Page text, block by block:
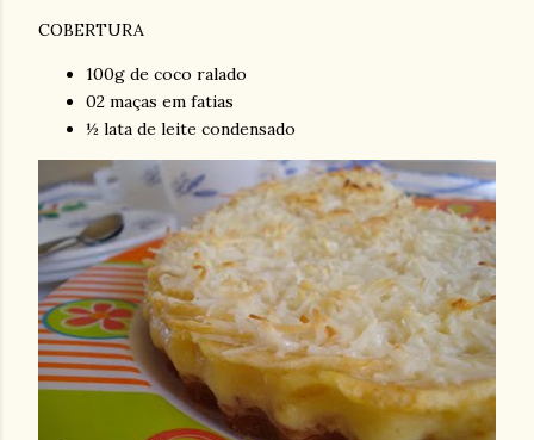
COBERTURA
100g de coco ralado
02 maças em fatias
½ lata de leite condensado